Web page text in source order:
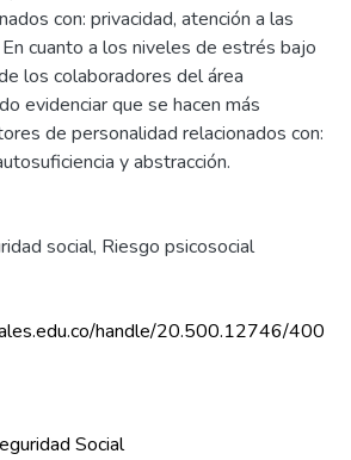
con: privacidad, atención a las
cuanto a los niveles de estrés bajo
los colaboradores del área
evidenciar que se hacen más
de personalidad relacionados con:
y abstracción.
social, Riesgo psicosocial
handle/20.500.12746/400
Social